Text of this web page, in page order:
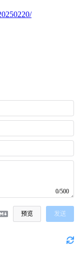
0/500
预览 发送